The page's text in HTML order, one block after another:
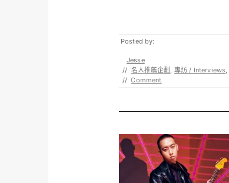
Posted by:
Jesse
// 名人推薦企劃 , 專訪 / Interviews,
// Comment